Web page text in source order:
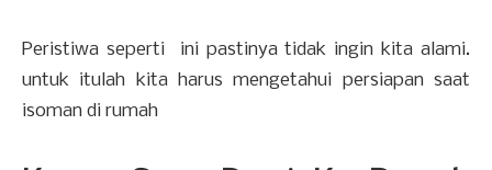
Peristiwa seperti ini pastinya tidak ingin kita alami.
untuk itulah kita harus mengetahui persiapan saat
isoman di rumah